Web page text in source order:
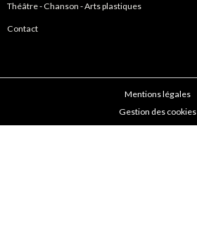
Théâtre-Chanson -Arts plastiques
Contact
Mentions légales
Gestion des cookies